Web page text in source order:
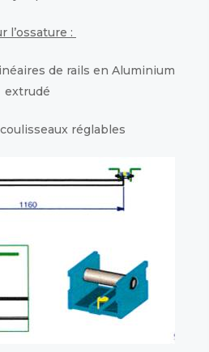
l’ossature :
de rails en Aluminium
extrudé
réglables